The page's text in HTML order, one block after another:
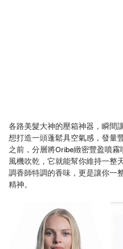
各路美髮大神的壓箱神器，瞬間
想打造一頭蓬鬆具空氣感，發量
之前，分層將Oribe緻密豐盈噴
風機吹乾，它就能幫你維持一整
調香師特調的香味，更是讓你一
精神。